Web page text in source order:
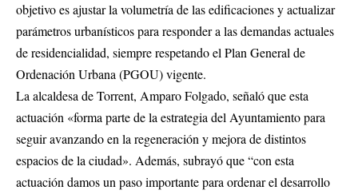
objetivo es ajustar la volumetría de las edificaciones y actualizar
parámetros urbanísticos para responder a las demandas actuales
de residencialidad, siempre respetando el Plan General de
Ordenación Urbana (PGOU) vigente.
La alcaldesa de Torrent, Amparo Folgado, señaló que esta
actuación «forma parte de la estrategia del Ayuntamiento para
seguir avanzando en la regeneración y mejora de distintos
espacios de la ciudad». Además, subrayó que “con esta
actuación damos un paso importante para ordenar el desarrollo